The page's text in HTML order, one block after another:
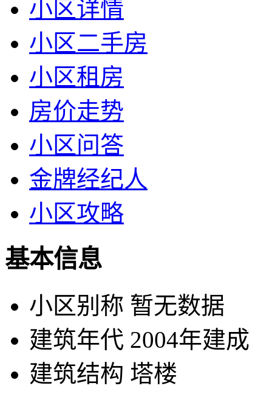
小区详情
小区二手房
小区租房
房价走势
小区问答
金牌经纪人
小区攻略
基本信息
小区别称 暂无数据
建筑年代 2004年建成
建筑结构 塔楼